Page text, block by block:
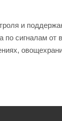
и
по сигналам от